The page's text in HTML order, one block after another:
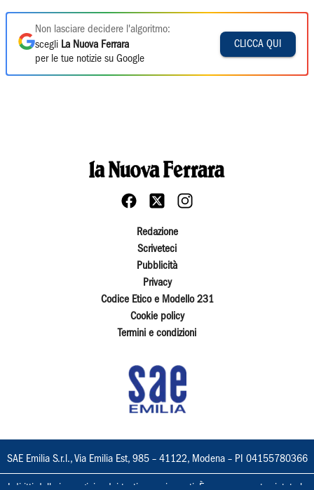
Non lasciare decidere l'algoritmo:
scegli La Nuova Ferrara
per le tue notizie su Google
CLICCA QUI
Redazione
Scriveteci
Pubblicità
Privacy
Codice Etico e Modello 231
Cookie policy
Termini e condizioni
SAE Emilia S.r.l., Via Emilia Est, 985 – 41122, Modena – PI 04155780366
I diritti delle immagini e dei testi sono riservati. È espressamente vietata la